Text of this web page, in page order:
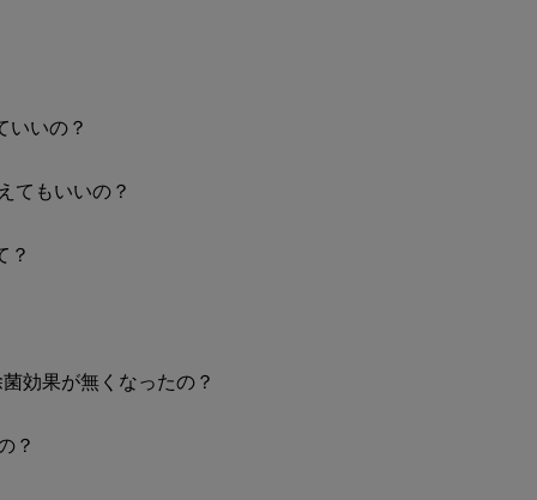
いいの？
てもいいの？
？
効果が無くなったの？
？